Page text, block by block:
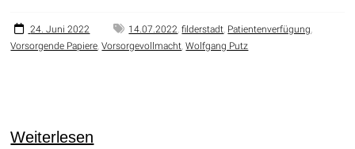
der
Stadt
24. Juni 2022 14.07.2022,filderstadt, Patientenverfügung,
Vorsorgende Papiere,Vorsorgevollmacht,Wolfgang Putz
Weiterlesen